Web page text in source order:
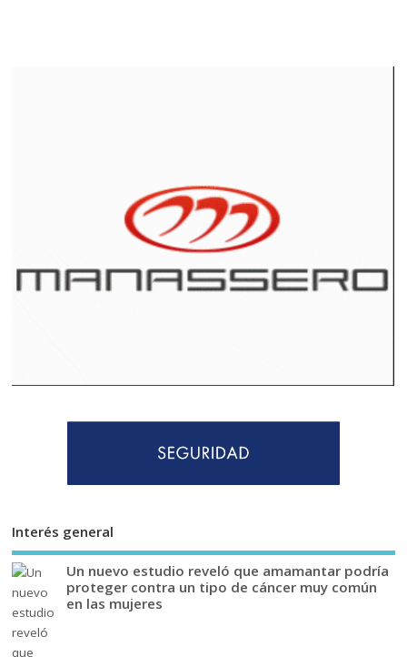
Interés general
Un nuevo estudio reveló que amamantar podría
proteger contra un tipo de cáncer muy común
en las mujeres